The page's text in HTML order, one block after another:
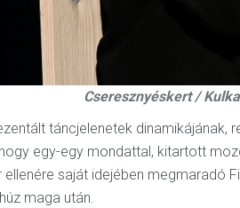
Cseresznyéskert /
táncjelenetek dinamikájának,
egy-egy mondattal, kitartott
saját idejében megmaradó
maga után.